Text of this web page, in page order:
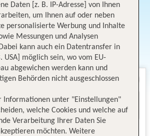
Daten [z. B. IP-Adresse] von Ihnen
um Ihnen auf oder neben
personalisierte Werbung und Inhalte
Messungen und Analysen
kann auch ein Datentransfer in
USA] möglich sein, wo vom EU-
abgewichen werden kann und
Behörden nicht ausgeschlossen
Informationen unter "Einstellungen"
welche Cookies und welche auf
Verarbeitung Ihrer Daten Sie
möchten. Weitere